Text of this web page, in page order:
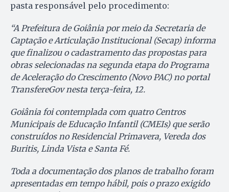
pasta responsável pelo procedimento:
“A Prefeitura de Goiânia por meio da Secretaria de
Captação e Articulação Institucional (Secap) informa
que finalizou o cadastramento das propostas para
obras selecionadas na segunda etapa do Programa
de Aceleração do Crescimento (Novo PAC) no portal
TransfereGov nesta terça-feira, 12.
Goiânia foi contemplada com quatro Centros
Municipais de Educação Infantil (CMEIs) que serão
construídos no Residencial Primavera, Vereda dos
Buritis, Linda Vista e Santa Fé.
Toda a documentação dos planos de trabalho foram
apresentadas em tempo hábil, pois o prazo exigido